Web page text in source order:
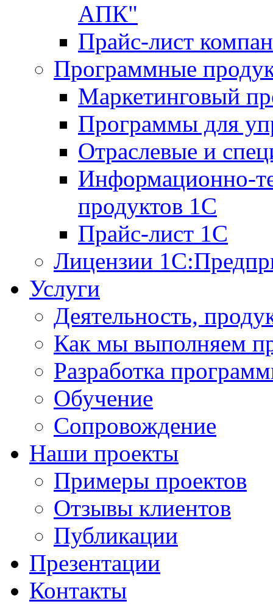
АПК"
Прайс-лист
Программные
Маркетинговый
Программы для
Отраслевые и
Информационно-
продуктов 1С
Прайс-лист 1С
Лицензии
Услуги
Деятельность,
Как мы выполняем
Разработка
Обучение
Сопровождение
Наши проекты
Примеры проектов
Отзывы клиентов
Публикации
Презентации
Контакты